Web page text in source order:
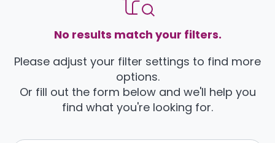
No results match your filters.
Please adjust your filter settings to find more
options.
Or fill out the form below and we'll help you
find what you're looking for.